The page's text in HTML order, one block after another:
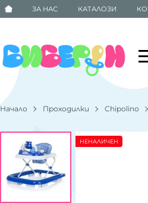
ЗА НАС КАТАЛОЗИ
Начало Проходилки Chipolino
НЕНАЛИЧЕН